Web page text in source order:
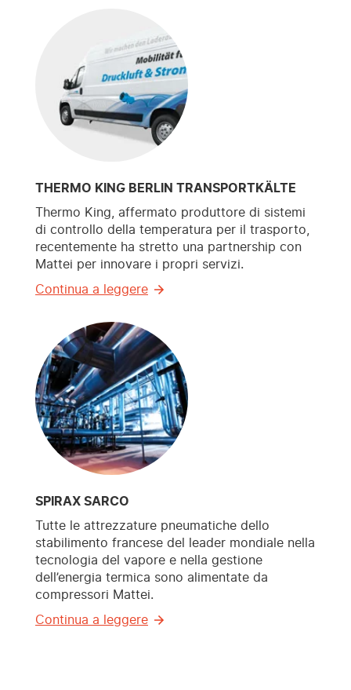
THERMO KING BERLIN TRANSPORTKÄLTE
Thermo King, affermato produttore di sistemi
di controllo della temperatura per il trasporto,
recentemente ha stretto una partnership con
Mattei per innovare i propri servizi.
Continua a leggere
SPIRAX SARCO
Tutte le attrezzature pneumatiche dello
stabilimento francese del leader mondiale nella
tecnologia del vapore e nella gestione
dell’energia termica sono alimentate da
compressori Mattei.
Continua a leggere